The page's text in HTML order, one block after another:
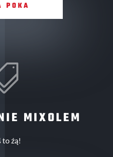
POKA
MIXOLEM
to źą!